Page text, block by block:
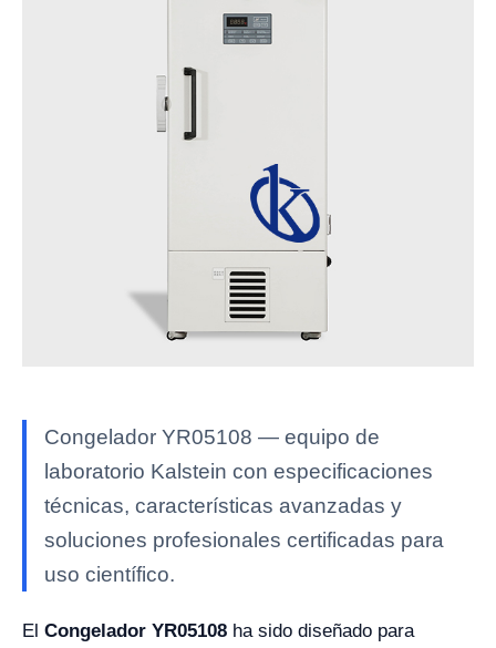
Congelador YR05108 — equipo de
laboratorio Kalstein con especificaciones
técnicas, características avanzadas y
soluciones profesionales certificadas para
uso científico.
El Congelador YR05108 ha sido diseñado para